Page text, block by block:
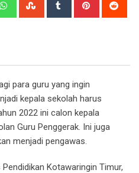
para guru yang ingin
kepala sekolah harus
2022 ini calon kepala
Guru Penggerak. Ini juga
menjadi pengawas.
Kotawaringin Timur,